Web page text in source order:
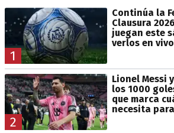
1
Continúa la
Clausura
juegan este
verlos en vivo
2
Lionel Messi
los 1000
que marca
necesita